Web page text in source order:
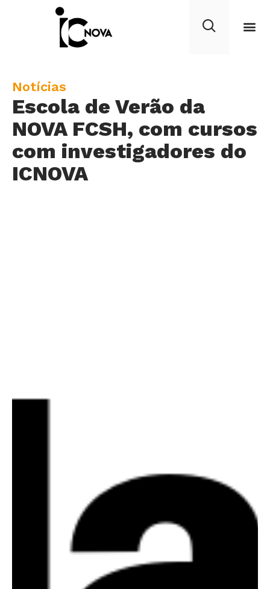
Escola de Verão da
NOVA FCSH, com cursos
com investigadores do
ICNOVA
C
a
t
e
g
o
Notícias